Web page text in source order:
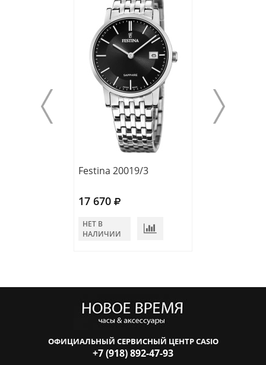
Festina 20019/3
17 670
НЕТ В
НАЛИЧИИ
ОФИЦИАЛЬНЫЙ СЕРВИСНЫЙ ЦЕНТР CASIO
+7 (918) 892-47-93